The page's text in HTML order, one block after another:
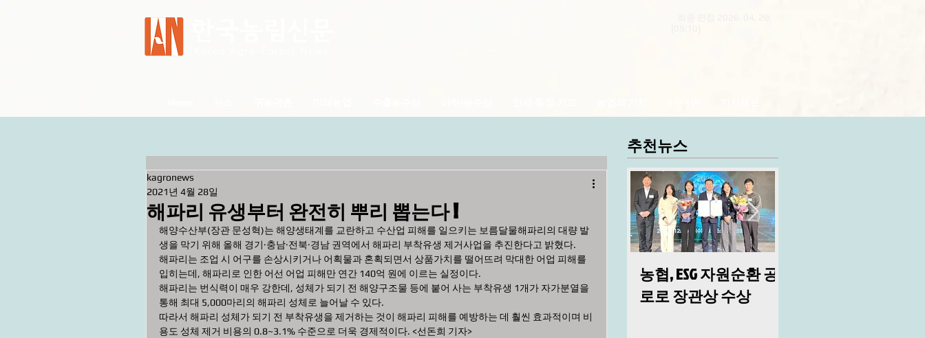
추천뉴스
해파리 유생부터 완전히 뿌리 뽑는다 !
kagronews
2021년 4월 28일
해양수산부(장관 문성혁)는 해양생태계를 교란하고 수산업 피해를 일으키는 보름달물해파리의 대량 발
생을 막기 위해 올해 경기·충남·전북·경남 권역에서 해파리 부착유생 제거사업을 추진한다고 밝혔다.
해파리는 조업 시 어구를 손상시키거나 어획물과 혼획되면서 상품가치를 떨어뜨려 막대한 어업 피해를
입히는데, 해파리로 인한 어선 어업 피해만 연간 140억 원에 이르는 실정이다.
해파리는 번식력이 매우 강한데, 성체가 되기 전 해양구조물 등에 붙어 사는 부착유생 1개가 자가분열을
통해 최대 5,000마리의 해파리 성체로 늘어날 수 있다.
따라서 해파리 성체가 되기 전 부착유생을 제거하는 것이 해파리 피해를 예방하는 데 훨씬 효과적이며 비
용도 성체 제거 비용의 0.8~3.1% 수준으로 더욱 경제적이다. <선돈희 기자>
농협, ESG 자원순환 공
로로 장관상 수상